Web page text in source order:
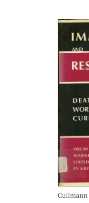
Cullmann